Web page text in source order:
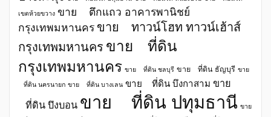
เขตห้วยขวาง ขาย ตึกแถว อาคารพานิชย์
กรุงเทพมหานคร ขาย ทาวน์โฮท ทาวน์เฮ้าส์
กรุงเทพมหานคร ขาย ที่ดิน
กรุงเทพมหานคร ขาย ที่ดิน ชลบุรี ขาย ที่ดิน ธัญบุรี ขาย
ที่ดิน นครนายก ขาย ที่ดิน บางเลน ขาย ที่ดิน บึงกาสาม ขาย
ที่ดิน บึงบอน ขาย ที่ดิน ปทุมธานี ขาย